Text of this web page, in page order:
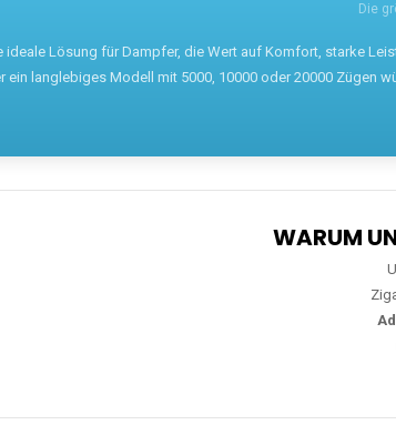
Die
ideale Lösung für Dampfer, die Wert auf Komfort, starke
ein langlebiges Modell mit 5000, 10000 oder 20000 Zügen
WARUM